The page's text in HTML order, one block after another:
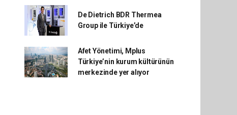
De Dietrich BDR Thermea
Group ile Türkiye’de
Afet Yönetimi, Mplus
Türkiye’nin kurum kültürünün
merkezinde yer alıyor